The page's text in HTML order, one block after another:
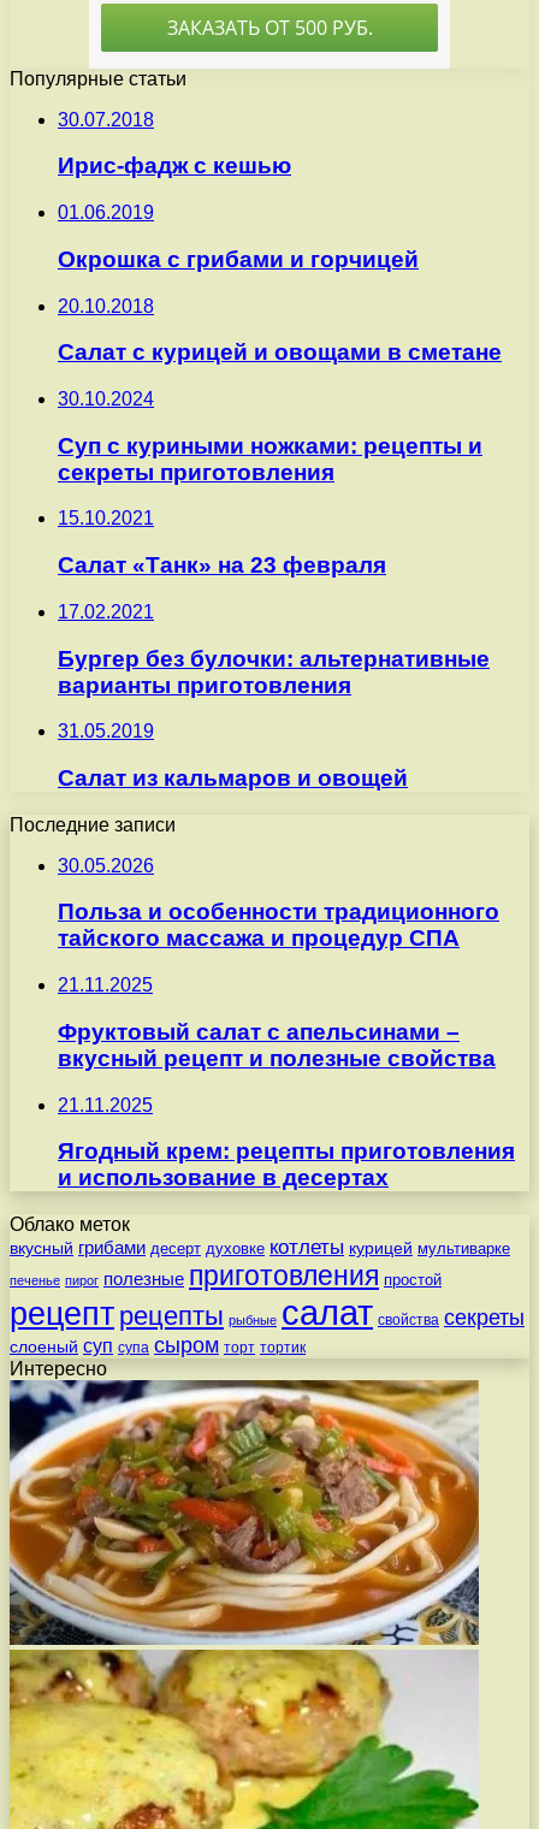
Популярные статьи
30.07.2018
Ирис-фадж с кешью
01.06.2019
Окрошка с грибами и горчицей
20.10.2018
Салат с курицей и овощами в сметане
30.10.2024
Суп с куриными ножками: рецепты и
секреты приготовления
15.10.2021
Салат «Танк» на 23 февраля
17.02.2021
Бургер без булочки: альтернативные
варианты приготовления
31.05.2019
Салат из кальмаров и овощей
Последние записи
30.05.2026
Польза и особенности традиционного
тайского массажа и процедур СПА
21.11.2025
Фруктовый салат с апельсинами –
вкусный рецепт и полезные свойства
21.11.2025
Ягодный крем: рецепты приготовления
и использование в десертах
Облако меток
вкусный грибами десерт духовке котлеты курицей мультиварке
печенье пирог полезные приготовления простой
рецепт рецепты рыбные салат свойства секреты
слоеный суп супа сыром торт тортик
Интересно